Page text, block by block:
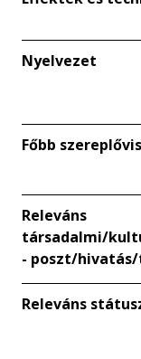
Nyelvezet
Főbb
Releváns
társadalmi/
- poszt/
Releváns